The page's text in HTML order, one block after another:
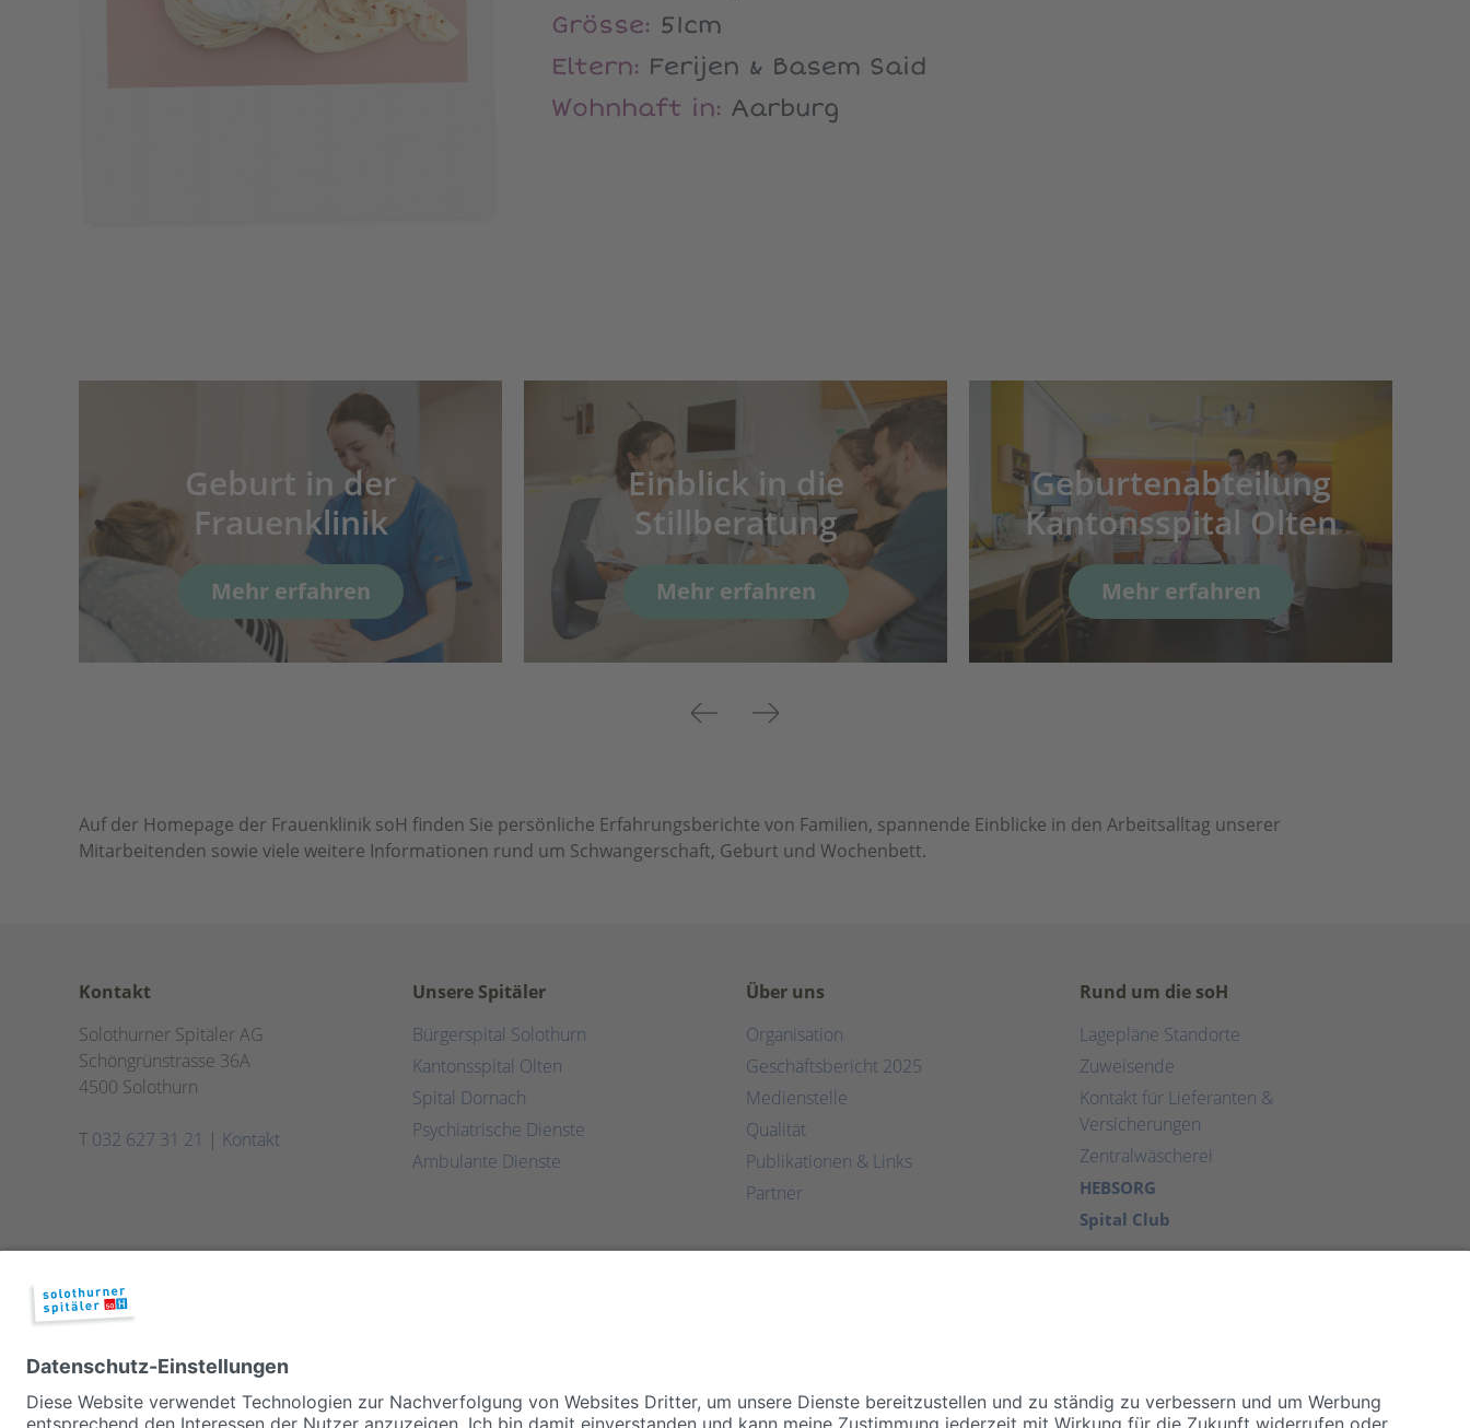
Grösse: 51cm
Eltern: Ferijen & Basem Said
Wohnhaft in: Aarburg
Previous
Geburt in der
Frauenklinik
Mehr erfahren
Einblick in die
Stillberatung
Mehr erfahren
Geburtenabteilung
Kantonsspital Olten
Mehr erfahren
Next
Auf der Homepage der Frauenklinik soH finden Sie persönliche Erfahrungsberichte von Familien, spannende Einblicke in den Arbeitsalltag unserer
Mitarbeitenden sowie viele weitere Informationen rund um Schwangerschaft, Geburt und Wochenbett.
Kontakt
Solothurner Spitäler AG
Schöngrünstrasse 36A
4500 Solothurn
T 032 627 31 21 | Kontakt
Unsere Spitäler
Bürgerspital Solothurn
Kantonsspital Olten
Spital Dornach
Psychiatrische Dienste
Ambulante Dienste
Über uns
Organisation
Geschäftsbericht 2025
Medienstelle
Qualität
Publikationen & Links
Partner
Rund um die soH
Lagepläne Standorte
Zuweisende
Kontakt für Lieferanten &
Versicherungen
Zentralwäscherei
HEBSORG
Spital Club